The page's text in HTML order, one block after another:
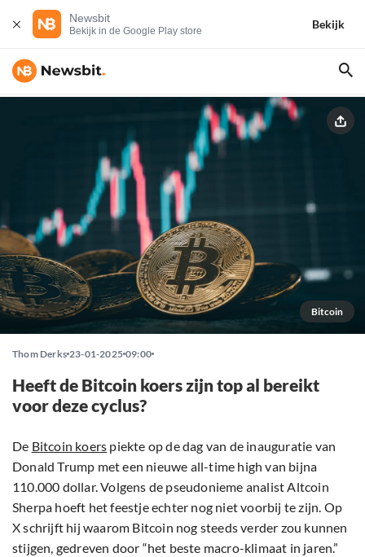
Newsbit
Bekijk in de Google Play store
Bekijk
Bitcoin
Thom Derks 23-01-2025 09:00
Heeft de Bitcoin koers zijn top al bereikt
voor deze cyclus?
De Bitcoin koers piekte op de dag van de inauguratie van
Donald Trump met een nieuwe all-time high van bijna
110.000 dollar. Volgens de pseudonieme analist Altcoin
Sherpa hoeft het feestje echter nog niet voorbij te zijn. Op
X schrijft hij waarom Bitcoin nog steeds verder zou kunnen
stijgen, gedreven door “het beste macro-klimaat in jaren.”